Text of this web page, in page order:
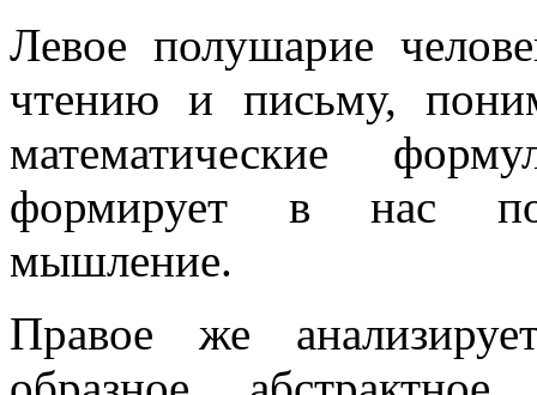
Левое полушарие
чтению и письму,
математические
формирует в нас
мышление.
Правое же